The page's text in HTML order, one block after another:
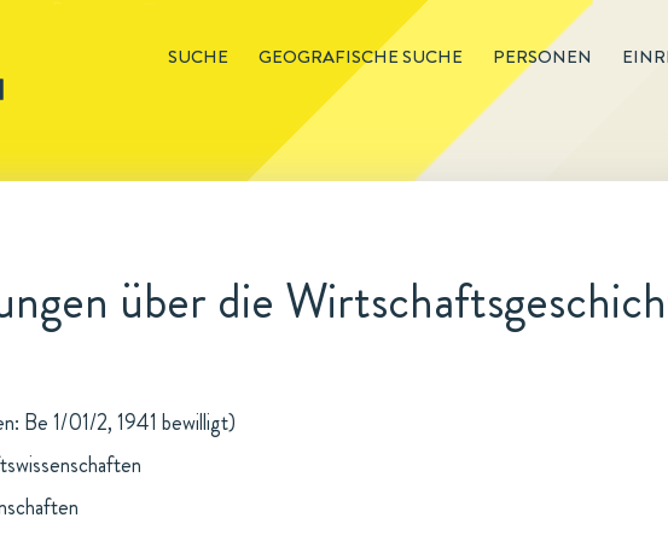
SUCHE GEOGRAFISCHE SUCHE PERSONEN
über die
Be 1/01/2, 1941 bewilligt)